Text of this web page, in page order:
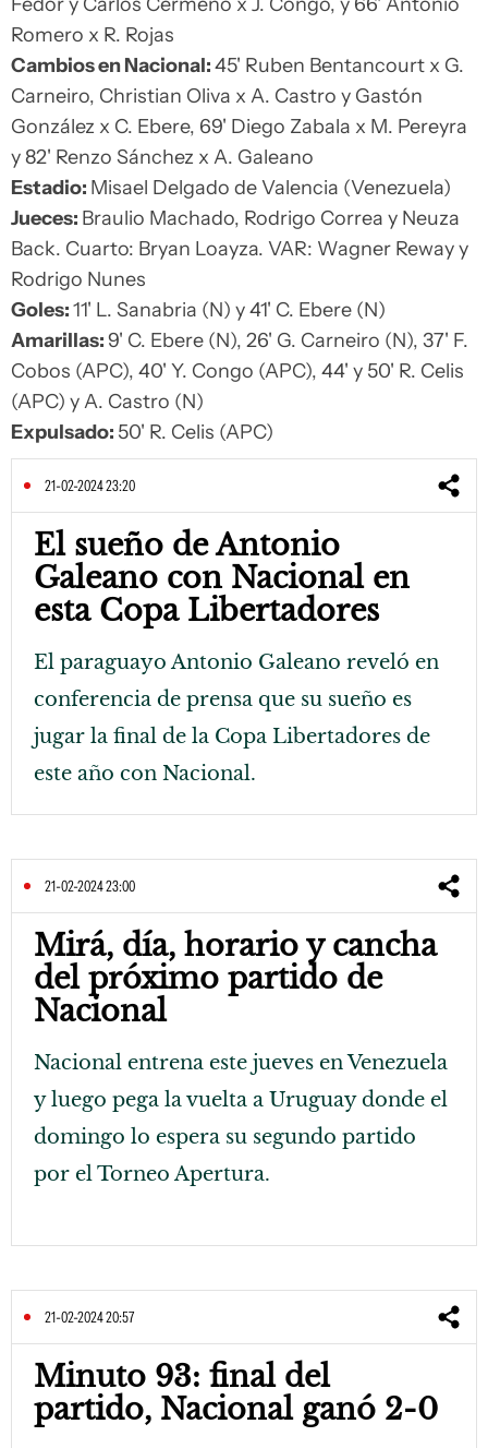
Romero x R. Rojas
Cambios en Nacional:45' Ruben Bentancourt x G.
Carneiro, Christian Oliva x A. Castro y Gastón
González x C. Ebere, 69' Diego Zabala x M. Pereyra
y 82' Renzo Sánchez x A. Galeano
Estadio: Misael Delgado de Valencia (Venezuela)
Jueces: Braulio Machado, Rodrigo Correa y Neuza
Back. Cuarto: Bryan Loayza. VAR: Wagner Reway y
Rodrigo Nunes
Goles:11' L. Sanabria (N) y 41' C. Ebere (N)
Amarillas:9' C. Ebere (N), 26' G. Carneiro (N), 37' F.
Cobos (APC), 40' Y. Congo (APC), 44' y 50' R. Celis
(APC) y A. Castro (N)
Expulsado: 50' R. Celis (APC)
21-02-2024 23:20
El sueño de Antonio
Galeano con Nacional en
esta Copa Libertadores
El paraguayo Antonio Galeano reveló en
conferencia de prensa que su sueño es
jugar la final de la Copa Libertadores de
este año con Nacional.
21-02-2024 23:00
Mirá, día, horario y cancha
del próximo partido de
Nacional
Nacional entrena este jueves en Venezuela
y luego pega la vuelta a Uruguay donde el
domingo lo espera su segundo partido
por el Torneo Apertura.
21-02-2024 20:57
Minuto 93: final del
partido, Nacional ganó 2-0